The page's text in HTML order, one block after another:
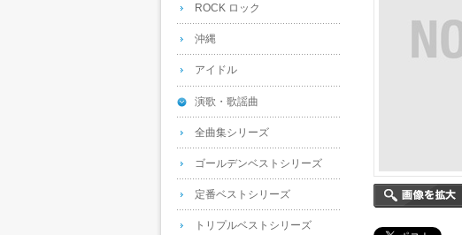
ROCK ロック
沖縄
アイドル
演歌・歌謡曲
全曲集シリーズ
ゴールデンベストシリーズ
定番ベストシリーズ
トリプルベストシリーズ